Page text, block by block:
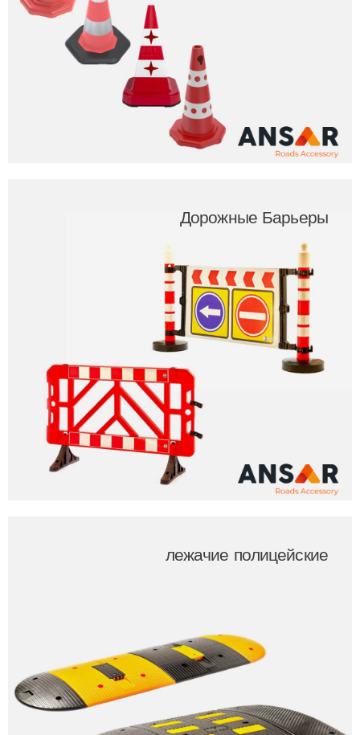
Дорожные Барьеры
лежачие полицейские